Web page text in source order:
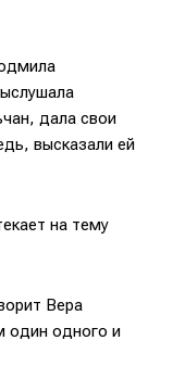
дала свои
высказали ей
на тему
Вера
один одного и